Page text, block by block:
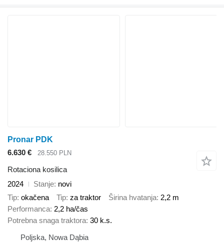
Pronar PDK
6.630 €
28.550 PLN
Rotaciona kosilica
2024
Stanje novi
Tip okačena Tip za traktor Širina hvatanja 2,2 m
Performanca 2,2 ha/čas
Potrebna snaga traktora 30 k.s.
Poljska, Nowa Dąbia